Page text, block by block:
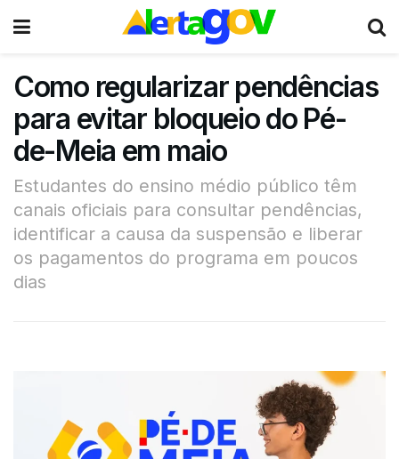
Como regularizar pendências
para evitar bloqueio do Pé-
de-Meia em maio
Estudantes do ensino médio público têm
canais oficiais para consultar pendências,
identificar a causa da suspensão e liberar
os pagamentos do programa em poucos
dias